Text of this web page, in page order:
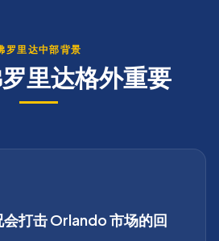
罗里达中部背景
里达格外重要
打击 Orlando 市场的回